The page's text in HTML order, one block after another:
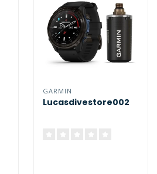
GARMIN
Lucasdivestore002